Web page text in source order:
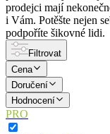
prodejci mají
i Vám. Potěšte nejen
podpoříte šikovné lidi.
Filtrovat
Cena
Doručení
Hodnocení
PRO